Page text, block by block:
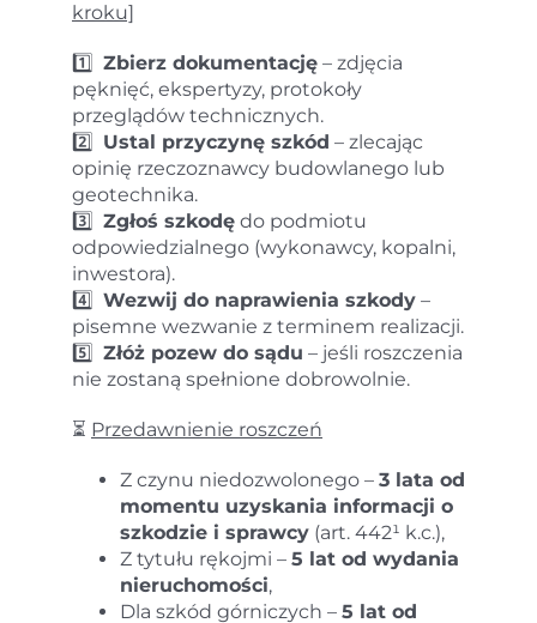
kroku]
1️⃣ Zbierz dokumentację– zdjęcia
pęknięć, ekspertyzy, protokoły
przeglądów technicznych.
2️⃣ Ustal przyczynę szkód – zlecając
opinię rzeczoznawcy budowlanego lub
geotechnika.
3️⃣ Zgłoś szkodędo podmiotu
odpowiedzialnego (wykonawcy, kopalni,
inwestora).
4️⃣ Wezwij do naprawienia szkody–
pisemne wezwanie z terminem realizacji.
5️⃣ Złóż pozew do sądu – jeśli roszczenia
nie zostaną spełnione dobrowolnie.
⏳ Przedawnienie roszczeń
Z czynu niedozwolonego – 3 lata od
momentu uzyskania informacji o
szkodzie i sprawcy(art. 442¹ k.c.),
Z tytułu rękojmi – 5 lat od wydania
nieruchomości,
Dla szkód górniczych – 5 lat od